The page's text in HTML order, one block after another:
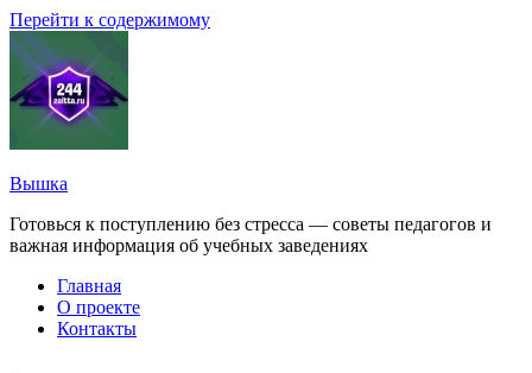
Перейти к содержимому
Вышка
Готовься к поступлению без стресса — советы педагогов и
важная информация об учебных заведениях
Главная
О проекте
Контакты